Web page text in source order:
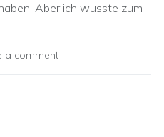
Aber ich wusste zum
a comment